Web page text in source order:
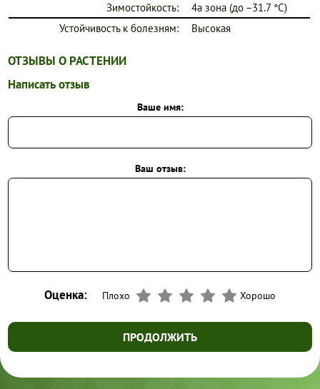
Зимостойкость:
4a зона (до −31.7 °C)
Устойчивость к болезням:
Высокая
ОТЗЫВЫ О РАСТЕНИИ
Написать отзыв
Ваше имя:
Ваш отзыв:
Оценка: Плохо Хорошо
ПРОДОЛЖИТЬ